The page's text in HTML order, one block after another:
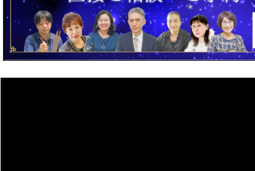
LINE友達追加で直接ご相談･ご予約←ここをクリック